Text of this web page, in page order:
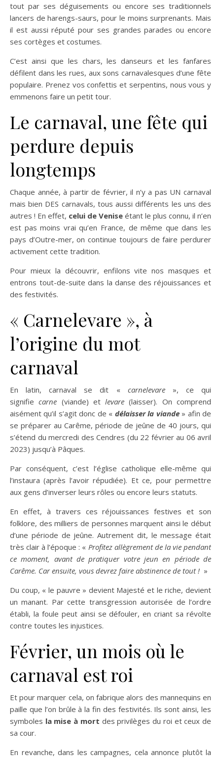
tout par ses déguisements ou encore ses traditionnels
lancers de harengs-saurs, pour le moins surprenants. Mais
il est aussi réputé pour ses grandes parades ou encore
ses cortèges et costumes.
C’est ainsi que les chars, les danseurs et les fanfares
défilent dans les rues, aux sons carnavalesques d’une fête
populaire. Prenez vos confettis et serpentins, nous vous y
emmenons faire un petit tour.
Le carnaval, une fête qui
perdure depuis
longtemps
Chaque année, à partir de février, il n’y a pas UN carnaval
mais bien DES carnavals, tous aussi différents les uns des
autres ! En effet, celui de Venise étant le plus connu, il n’en
est pas moins vrai qu’en France, de même que dans les
pays d’Outre-mer, on continue toujours de faire perdurer
activement cette tradition.
Pour mieux la découvrir, enfilons vite nos masques et
entrons tout-de-suite dans la danse des réjouissances et
des festivités.
« Carnelevare », à
l’origine du mot
carnaval
En latin, carnaval se dit « carnelevare», ce qui
signifiecarne (viande) etlevare (laisser). On comprend
aisément qu’il s’agit donc de « délaisser la viande» afin de
se préparer au Carême, période de jeûne de 40 jours, qui
s’étend du mercredi des Cendres (du 22 février au 06 avril
2023) jusqu’à Pâques.
Par conséquent, c’est l’église catholique elle-même qui
l’instaura (après l’avoir répudiée). Et ce, pour permettre
aux gens d’inverser leurs rôles ou encore leurs statuts.
En effet, à travers ces réjouissances festives et son
folklore, des milliers de personnes marquent ainsi le début
d’une période de jeûne. Autrement dit, le message était
très clair à l’époque : « Profitez allègrement de la vie pendant
ce moment, avant de pratiquer votre jeun en période de
Carême. Car ensuite, vous devrez faire abstinence de tout ! »
Du coup, « le pauvre » devient Majesté et le riche, devient
un manant. Par cette transgression autorisée de l’ordre
établi, la foule peut ainsi se défouler, en criant sa révolte
contre toutes les injustices.
Février, un mois où le
carnaval est roi
Et pour marquer cela, on fabrique alors des mannequins en
paille que l’on brûle à la fin des festivités. Ils sont ainsi, les
symboles la mise à mort des privilèges du roi et ceux de
sa cour.
En revanche, dans les campagnes, cela annonce plutôt la